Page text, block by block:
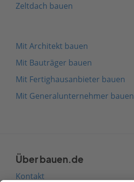
Zeltdach bauen
Mit Architekt bauen
Mit Bauträger bauen
Mit Fertighausanbieter bauen
Mit Generalunternehmer bauen
Über bauen.de
Kontakt